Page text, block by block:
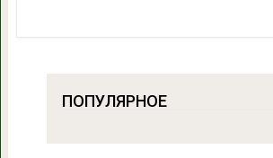
ПОПУЛЯРНОЕ